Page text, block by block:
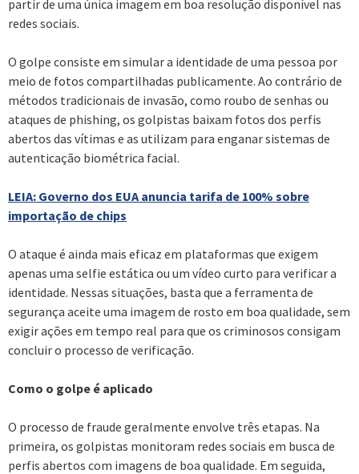
partir de uma única imagem em boa resolução disponível nas
redes sociais.
O golpe consiste em simular a identidade de uma pessoa por
meio de fotos compartilhadas publicamente. Ao contrário de
métodos tradicionais de invasão, como roubo de senhas ou
ataques de phishing, os golpistas baixam fotos dos perfis
abertos das vítimas e as utilizam para enganar sistemas de
autenticação biométrica facial.
LEIA: Governo dos EUA anuncia tarifa de 100% sobre
importação de chips
O ataque é ainda mais eficaz em plataformas que exigem
apenas uma selfie estática ou um vídeo curto para verificar a
identidade. Nessas situações, basta que a ferramenta de
segurança aceite uma imagem de rosto em boa qualidade, sem
exigir ações em tempo real para que os criminosos consigam
concluir o processo de verificação.
Como o golpe é aplicado
O processo de fraude geralmente envolve três etapas. Na
primeira, os golpistas monitoram redes sociais em busca de
perfis abertos com imagens de boa qualidade. Em seguida,